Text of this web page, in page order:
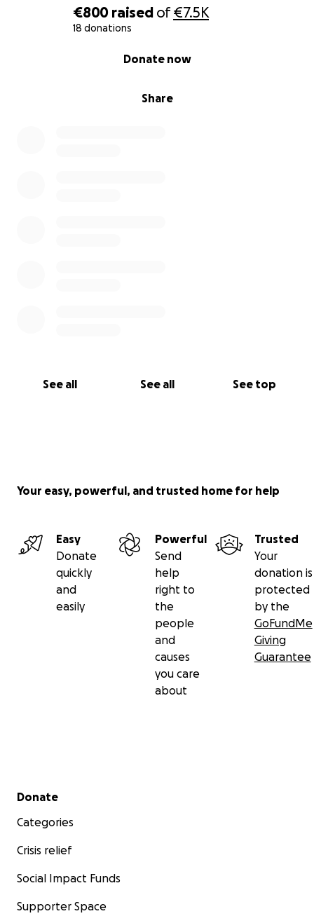
€800 raised of€7.5K
18 donations
Share
Donate now
See all See all See top
Your easy, powerful, and trusted home for help
Easy
Donate
quickly
and
easily
Powerful
Send
help
right to
the
people
and
causes
you care
about
Trusted
Your
donation is
protected
by the
GoFundMe
Giving
Guarantee
Secondary menu
Donate
Categories
Crisis relief
Social Impact Funds
Supporter Space